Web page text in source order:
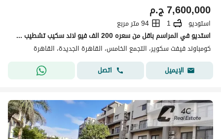
ج.م7,600,000
استوديو 1
94 متر مربع
استديو في المراسم باقل من سعره 200 الف فيو لاند سكيب تشطيب سوبر لوكس في كومباند فيفث سكوير المراسم التجمع الخامسFifth Square Compound Al Marasem Fift
كومباوند فيفث سكوير، التجمع الخامس، القاهرة الجديدة، القاهرة
الإيميل
اتصل